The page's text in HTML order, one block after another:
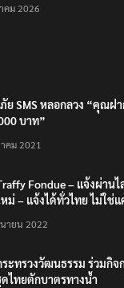
คม 2026
ย SMS หลอกลวง “คุณฝา
บาท”
คม 2021
Fondue – แจ้งผ่าน
ม่ – แจ้งได้ทั่วไทย ไม่ใช่แ
ายน 2022
ะทรวงวัฒนธรรม ร่วมกิจ
ไทยตักบาตรทางน้ำ